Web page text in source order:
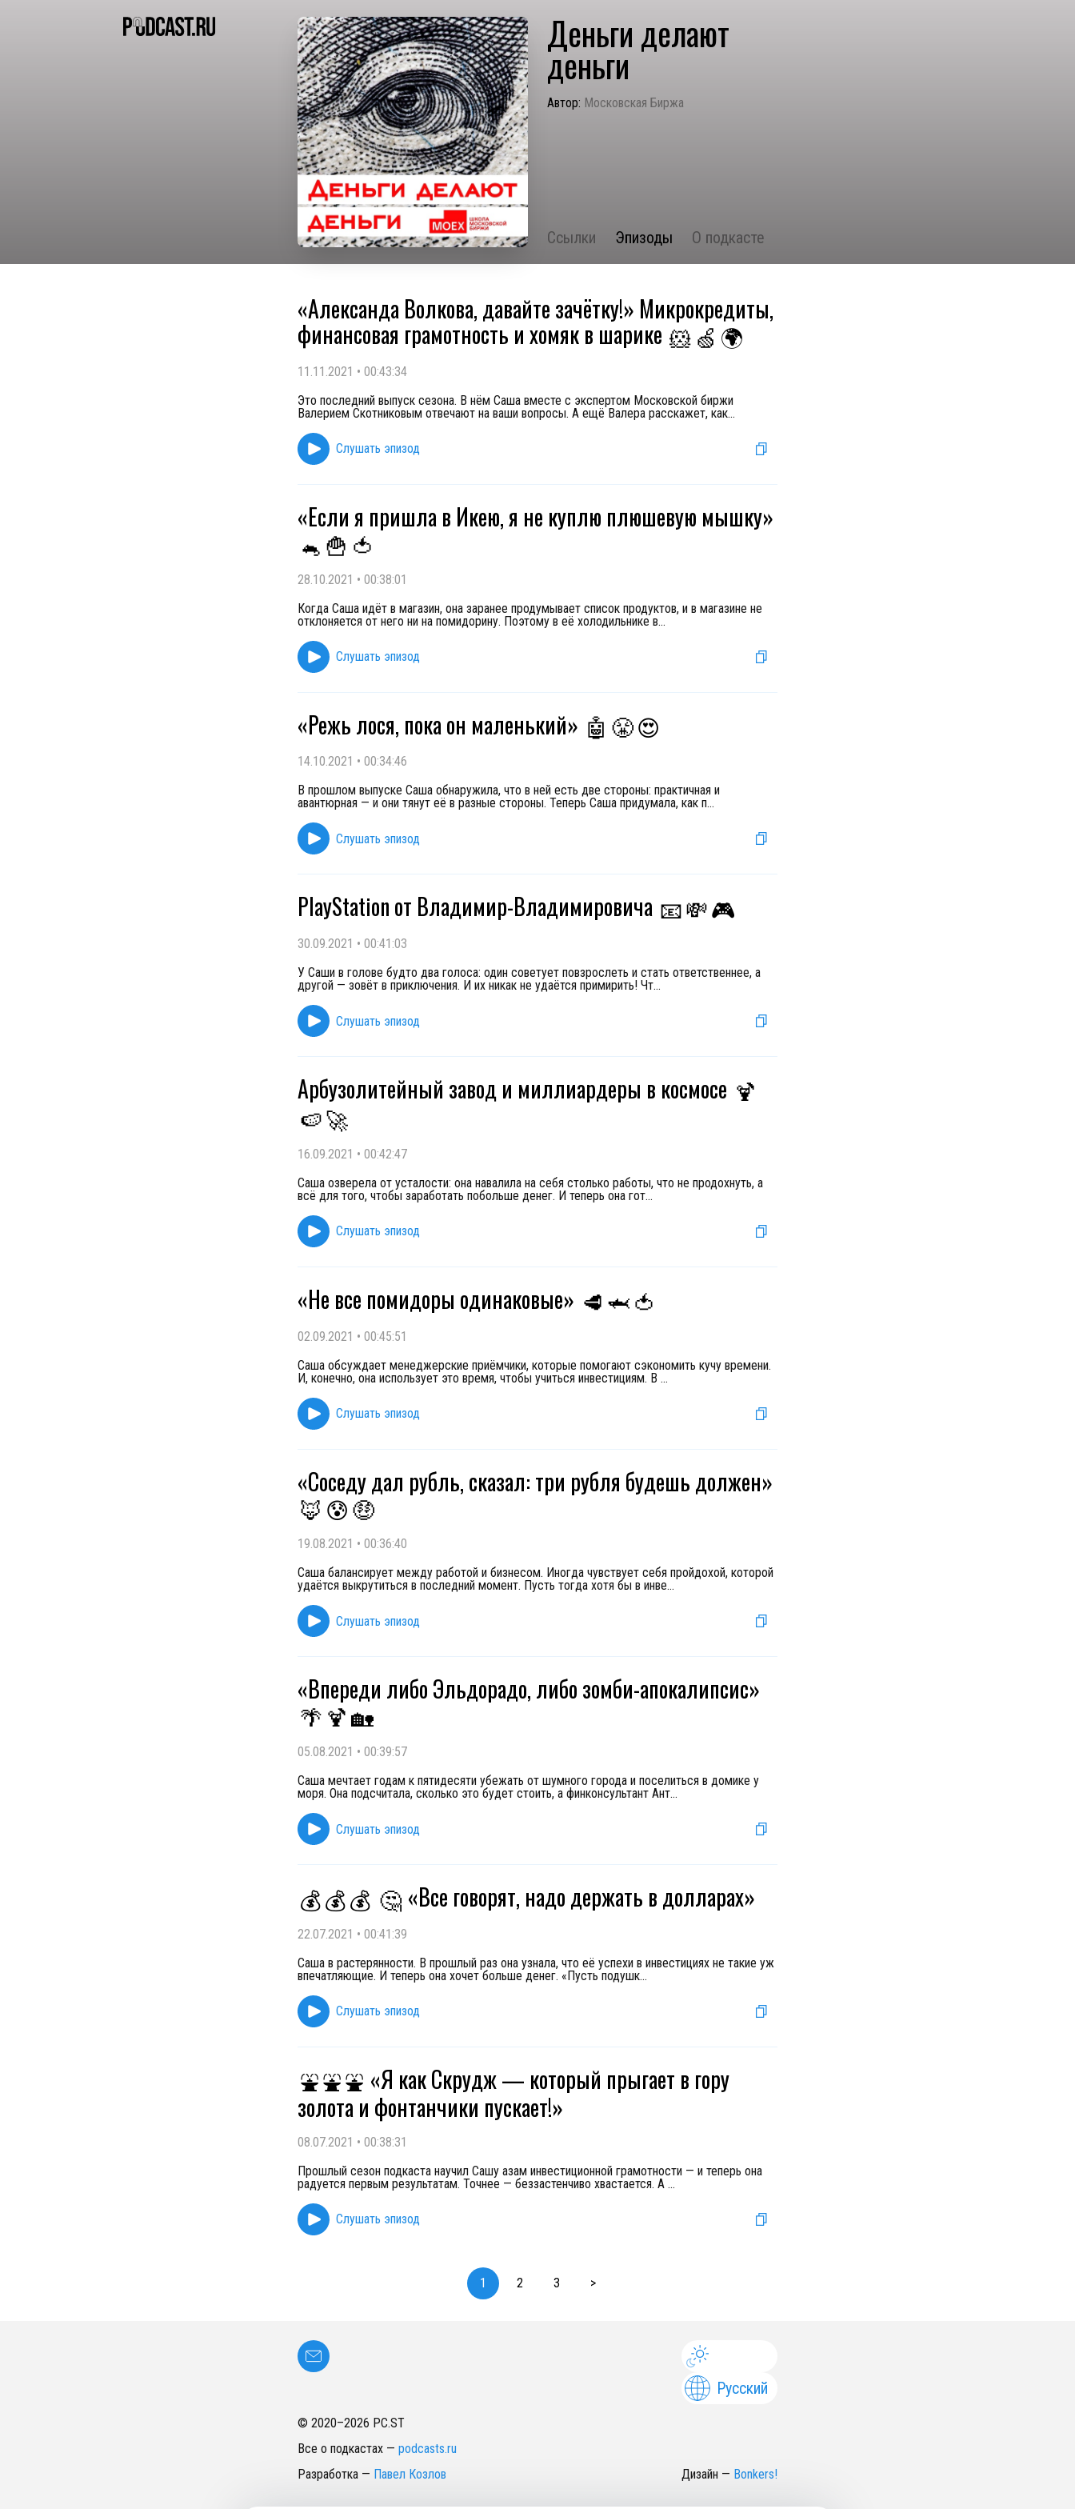
Деньги делают
деньги
Автор: Московская Биржа
Ссылки Эпизоды О подкасте
«Александа Волкова, давайте зачётку!» Микрокредиты,
финансовая грамотность и хомяк в шарике 🐹🍏 🌍
11.11.2021 • 00:43:34
Это последний выпуск сезона. В нём Саша вместе с экспертом Московской биржи
Валерием Скотниковым отвечают на ваши вопросы. А ещё Валера расскажет, как...
Слушать эпизод
«Если я пришла в Икею, я не куплю плюшевую мышку»
🐁🍟 🍅
28.10.2021 • 00:38:01
Когда Саша идёт в магазин, она заранее продумывает список продуктов, и в магазине не
отклоняется от него ни на помидорину. Поэтому в её холодильнике в...
Слушать эпизод
«Режь лося, пока он маленький» 🤖 😤😍
14.10.2021 • 00:34:46
В прошлом выпуске Саша обнаружила, что в ней есть две стороны: практичная и
авантюрная — и они тянут её в разные стороны. Теперь Саша придумала, как п...
Слушать эпизод
PlayStation от Владимир-Владимировича 📧💸🎮
30.09.2021 • 00:41:03
У Саши в голове будто два голоса: один советует повзрослеть и стать ответственнее, а
другой — зовёт в приключения. И их никак не удаётся примирить! Чт...
Слушать эпизод
Арбузолитейный завод и миллиардеры в космосе 🍹
🍉🚀
16.09.2021 • 00:42:47
Саша озверела от усталости: она навалила на себя столько работы, что не продохнуть, а
всё для того, чтобы заработать побольше денег. И теперь она гот...
Слушать эпизод
«Не все помидоры одинаковые» 🥩🦈🍅
02.09.2021 • 00:45:51
Саша обсуждает менеджерские приёмчики, которые помогают сэкономить кучу времени.
И, конечно, она использует это время, чтобы учиться инвестициям. В ...
Слушать эпизод
«Соседу дал рубль, сказал: три рубля будешь должен»
🦊 😰🤑
19.08.2021 • 00:36:40
Саша балансирует между работой и бизнесом. Иногда чувствует себя пройдохой, которой
удаётся выкрутиться в последний момент. Пусть тогда хотя бы в инве...
Слушать эпизод
«Впереди либо Эльдорадо, либо зомби-апокалипсис»
🌴🍹🏡
05.08.2021 • 00:39:57
Саша мечтает годам к пятидесяти убежать от шумного города и поселиться в домике у
моря. Она подсчитала, сколько это будет стоить, а финконсультант Ант...
Слушать эпизод
💰💰💰 🤔 «Все говорят, надо держать в долларах»
22.07.2021 • 00:41:39
Саша в растерянности. В прошлый раз она узнала, что её успехи в инвестициях не такие уж
впечатляющие. И теперь она хочет больше денег. «Пусть подушк...
Слушать эпизод
⛲⛲⛲ ️ «Я как Скрудж — который прыгает в гору
золота и фонтанчики пускает!»
08.07.2021 • 00:38:31
Прошлый сезон подкаста научил Сашу азам инвестиционной грамотности — и теперь она
радуется первым результатам. Точнее — беззастенчиво хвастается. А ...
Слушать эпизод
1 2 3 >
Русский
© 2020–2026 PC.ST
Все о подкастах — podcasts.ru
Разработка — Павел Козлов Дизайн — Bonkers!